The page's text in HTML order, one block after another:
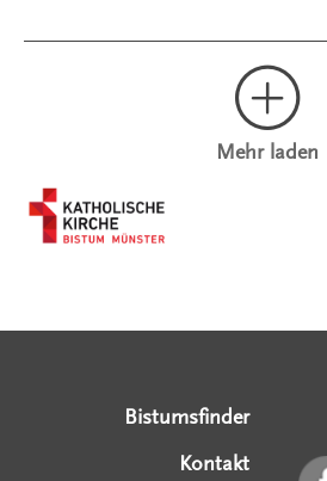
Mehr laden
Bistumsfinder
Kontakt